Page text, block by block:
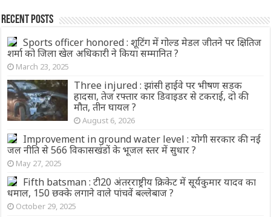
Recent Posts
Sports officer honored : शूटिंग में गोल्ड मेडल जीतने पर क्षितिज
शर्मा को जिला खेल अधिकारी ने किया सम्मानित ?
March 23, 2025
Three injured : झांसी हाईवे पर भीषण सड़क
हादसा, तेज रफ्तार कार डिवाइडर से टकराई, दो की
मौत, तीन घायल ?
August 6, 2026
Improvement in ground water level : योगी सरकार की नई
जल नीति से 566 विकासखंडों के भूजल स्तर में सुधार ?
May 27, 2025
Fifth batsman : टी20 अंतरराष्ट्रीय क्रिकेट में सूर्यकुमार यादव का
धमाल, 150 छक्के लगाने वाले पांचवें बल्लेबाज ?
October 29, 2025